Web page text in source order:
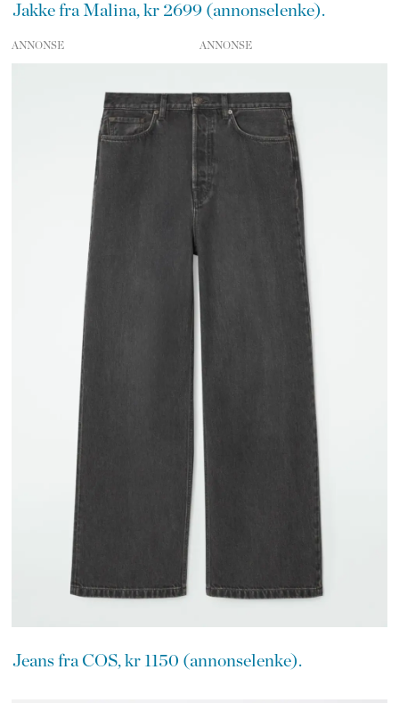
Jakke fra Malina, kr 2699 (annonselenke).
ANNONSE
Jeans fra COS, kr 1150 (annonselenke).